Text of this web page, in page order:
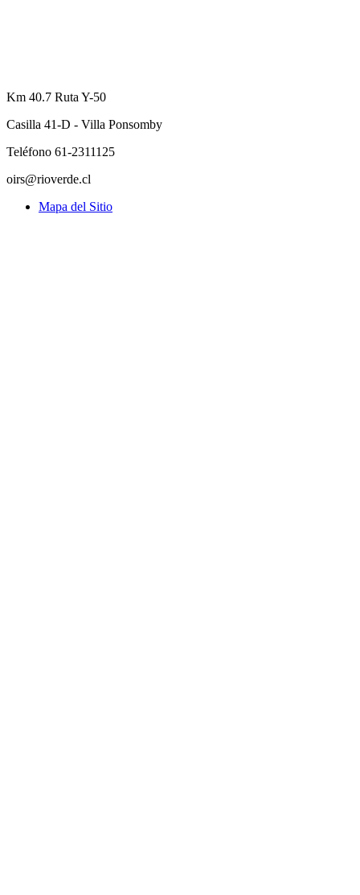
Km 40.7 Ruta Y-50
Casilla 41-D - Villa Ponsomby
Teléfono 61-2311125
oirs@rioverde.cl
Mapa del Sitio